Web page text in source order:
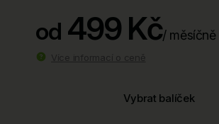
od 499 Kč/ měsíčně
Vybrat balíček